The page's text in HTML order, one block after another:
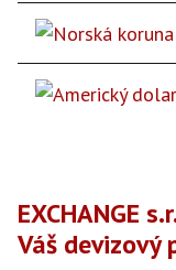
EXCHANGE
Váš devizový